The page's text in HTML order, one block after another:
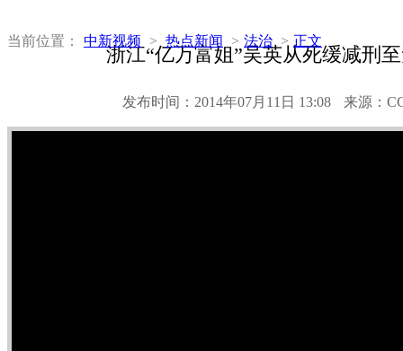
当前位置： 中新视频 > 热点新闻 > 法治 > 正文
浙江“亿万富姐”吴英从死缓减刑
发布时间：2014年07月11日 13:08 来源：